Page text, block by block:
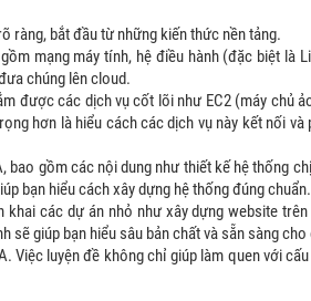
bắt đầu từ những kiến thức nền tảng.
mạng máy tính, hệ điều hành (đặc biệt là
chúng lên cloud.
được các dịch vụ cốt lõi như EC2 (máy chủ
hơn là hiểu cách các dịch vụ này kết nối
gồm các nội dung như thiết kế hệ thống
bạn hiểu cách xây dựng hệ thống đúng chuẩn.
các dự án nhỏ như xây dựng website
giúp bạn hiểu sâu bản chất và sẵn sàng
Việc luyện đề không chỉ giúp làm quen với